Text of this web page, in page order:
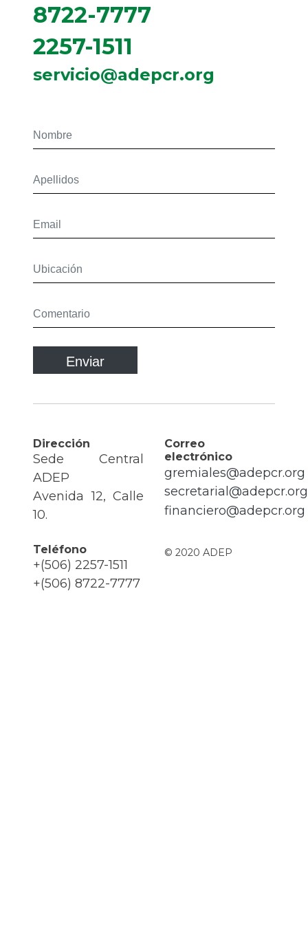
8722-7777
2257-1511
servicio@adepcr.org
Dirección
Sede Central
ADEP
Avenida 12, Calle
10.
Correo
electrónico
gremiales@adepcr.org
secretarial@adepcr.org
financiero@adepcr.org
Teléfono
+(506) 2257-1511
+(506) 8722-7777
© 2020 ADEP